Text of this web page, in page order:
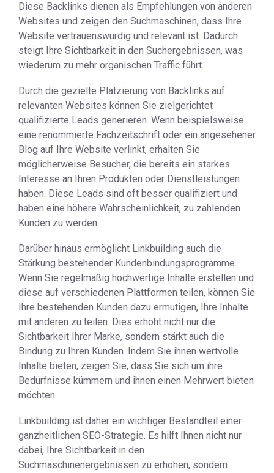
Diese Backlinks dienen als Empfehlungen von anderen
Websites und zeigen den Suchmaschinen, dass Ihre
Website vertrauenswürdig und relevant ist. Dadurch
steigt Ihre Sichtbarkeit in den Suchergebnissen, was
wiederum zu mehr organischen Traffic führt.
Durch die gezielte Platzierung von Backlinks auf
relevanten Websites können Sie zielgerichtet
qualifizierte Leads generieren. Wenn beispielsweise
eine renommierte Fachzeitschrift oder ein angesehener
Blog auf Ihre Website verlinkt, erhalten Sie
möglicherweise Besucher, die bereits ein starkes
Interesse an Ihren Produkten oder Dienstleistungen
haben. Diese Leads sind oft besser qualifiziert und
haben eine höhere Wahrscheinlichkeit, zu zahlenden
Kunden zu werden.
Darüber hinaus ermöglicht Linkbuilding auch die
Stärkung bestehender Kundenbindungsprogramme.
Wenn Sie regelmäßig hochwertige Inhalte erstellen und
diese auf verschiedenen Plattformen teilen, können Sie
Ihre bestehenden Kunden dazu ermutigen, Ihre Inhalte
mit anderen zu teilen. Dies erhöht nicht nur die
Sichtbarkeit Ihrer Marke, sondern stärkt auch die
Bindung zu Ihren Kunden. Indem Sie ihnen wertvolle
Inhalte bieten, zeigen Sie, dass Sie sich um ihre
Bedürfnisse kümmern und ihnen einen Mehrwert bieten
möchten.
Linkbuilding ist daher ein wichtiger Bestandteil einer
ganzheitlichen SEO-Strategie. Es hilft Ihnen nicht nur
dabei, Ihre Sichtbarkeit in den
Suchmaschinenergebnissen zu erhöhen, sondern